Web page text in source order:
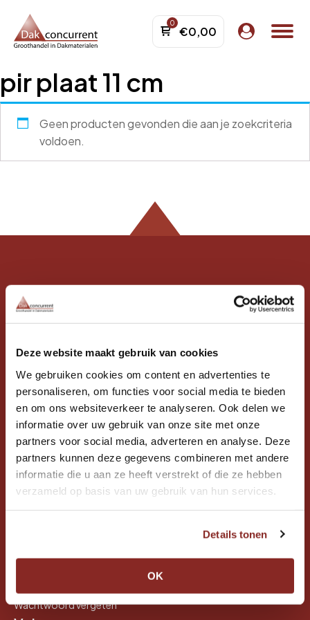
Deze website maakt gebruik van cookies
We gebruiken cookies om content en advertenties te
personaliseren, om functies voor social media te bieden
en om ons websiteverkeer te analyseren. Ook delen we
informatie over uw gebruik van onze site met onze
partners voor social media, adverteren en analyse. Deze
partners kunnen deze gegevens combineren met andere
informatie die u aan ze heeft verstrekt of die ze hebben
verzameld op basis van uw gebruik van hun services.
Details tonen
OK
€0,00
pir plaat 11 cm
Geen producten gevonden die aan je zoekcriteria
voldoen.
Adres
7136 LE Zieuwent
BTW-nr: NL001387725B74
Contact
Tel: 0544-352188
Mobiel:06-53165396
Mail: info@dakconcurrent.nl
Klantenservice
Leveringsvoorwaarden
Retourvoorwaarden
Privacy policy
Contactformulier
Wachtwoord vergeten